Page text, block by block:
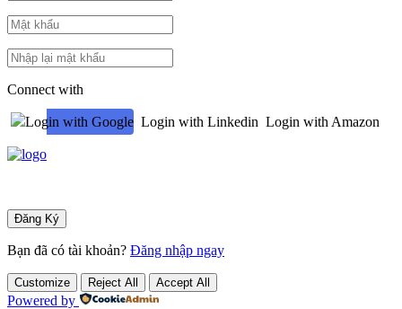
Connect with
Login with Google Login with Linkedin Login with Amazon
Bạn đã có tài khoản? Đăng nhập ngay
Customize Reject All Accept All
Powered by